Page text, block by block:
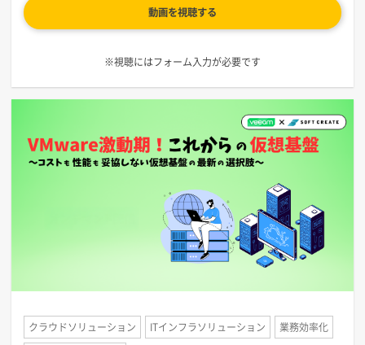
動画を視聴する
※視聴にはフォーム入力が必要です
クラウドソリューション ITインフラソリューション
業務効率化